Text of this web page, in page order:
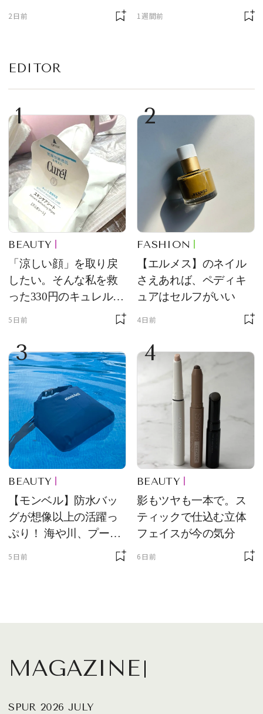
2日前
んと木村草太さんが読
1週間前
EDITOR
1
BEAUTY
「涼しい顔」を取り戻
したい。そんな私を救
った330円のキュレル名
5日前
2
FASHION
【エルメス】のネイル
さえあれば、ペディキ
ュアはセルフがいい
4日前
3
BEAUTY
【モンベル】防水バッ
グが想像以上の活躍っ
ぷり！ 海や川、プール
5日前
4
BEAUTY
影もツヤも一本で。ス
ティックで仕込む立体
フェイスが今の気分
6日前
MAGAZINE
SPUR 2026 JULY